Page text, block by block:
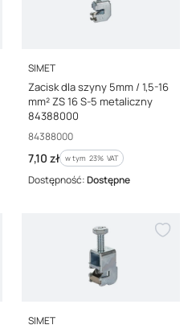
PRODUCENT
SIMET
Zacisk dla szyny 5mm / 1,5-16
mm² ZS 16 S-5 metaliczny
84388000
Kod producenta
84388000
Cena brutto
7,10 zł w tym %s VAT
w tym 23% VAT
Dostępność:Dostępne
PRODUCENT
SIMET